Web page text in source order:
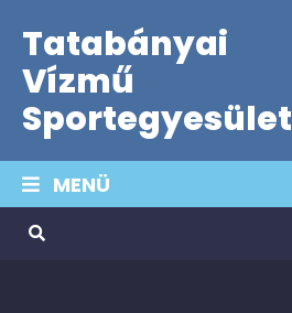
Tatabányai
Vízmű
Sportegyesület
MENÜ